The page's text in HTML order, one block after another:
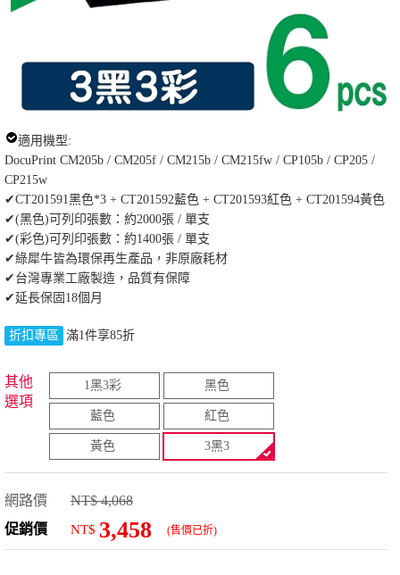
適用機型:
DocuPrint CM205b / CM205f / CM215b / CM215fw / CP105b / CP205 /
CP215w
✔CT201591黑色*3 + CT201592藍色 + CT201593紅色 + CT201594黃色
✔(黑色)可列印張數：約2000張 / 單支
✔(彩色)可列印張數：約1400張 / 單支
✔綠犀牛皆為環保再生產品，非原廠耗材
✔台灣專業工廠製造，品質有保障
✔延長保固18個月
折扣專區 滿1件享85折
其他
選項
1黑3彩 黑色
藍色 紅色
黃色 3黑3
網路價
NT$ 4,068
促銷價
NT$ 3,458 (售價已折)